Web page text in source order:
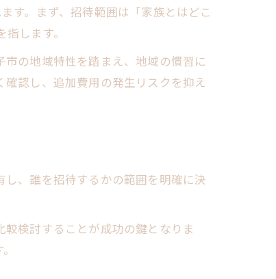
す。まず、招待範囲は「家族とはどこ
します。
の地域特性を踏まえ、地域の慣習に
認し、追加費用の発生リスクを抑え
、誰を招待するかの範囲を明確に決
検討することが成功の鍵となりま